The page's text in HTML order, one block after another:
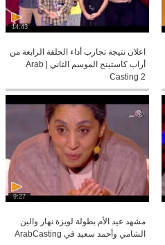
14:43
اعلان نتيجة تجارب أداء الحلقة الرابعة من
أراب كاستينج الموسم الثاني | Arab
Casting 2
9:27
مشهد عيد الأم بطولة لويزة نهار والين
الشامي وأحمد سعيد في ArabCasting